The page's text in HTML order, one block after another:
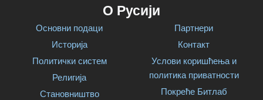
О Русији
Основни подаци
Историја
Политички систем
Религија
Становништво
Партнери
Контакт
Услови коришћења и
политика приватности
Покреће Битлаб